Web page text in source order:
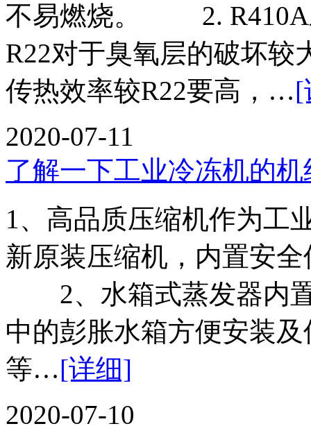
不易燃烧。 2. R410A
R22对于臭氧层的破坏
传热效率较R22要高，…[
2020-07-11
了解一下工业冷冻机的
1、高品质压缩机作为工
新原装压缩机，内置安
2、水箱式蒸发器内置
中的彭胀水箱方便安装
等…[详细]
2020-07-10